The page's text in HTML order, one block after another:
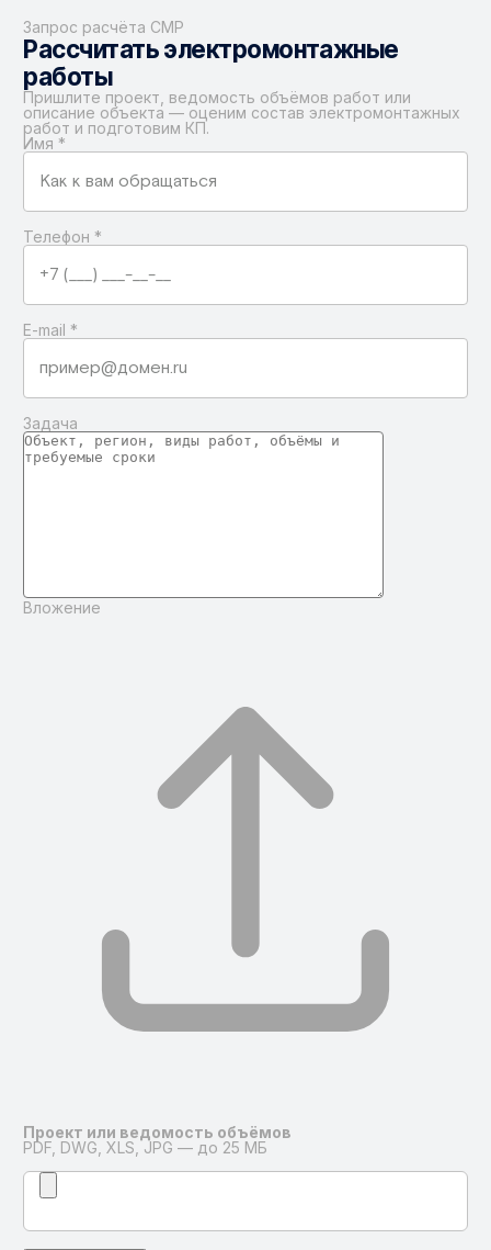
Запрос расчёта СМР
Рассчитать электромонтажные
работы
Пришлите проект, ведомость объёмов работ или
описание объекта — оценим состав электромонтажных
работ и подготовим КП.
Имя *
Телефон *
E-mail *
Задача
Вложение
Проект или ведомость объёмов
PDF, DWG, XLS, JPG — до 25 МБ